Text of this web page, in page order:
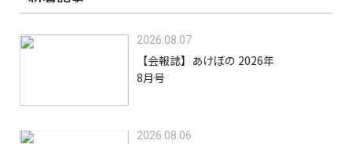
2026.08.07
【会報誌】あけぼの 2026年
8月号
2026.08.06